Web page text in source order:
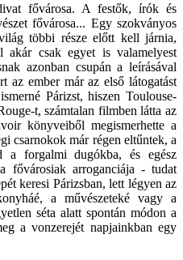
fővárosa. A festők, írók és
fővárosa... Egy szokványos
többi része előtt kell járnia,
csak egyet is valamelyest
azonban csupán a leírásával
az ember már az első látogatást
Párizst, hiszen Toulouse-
t, számtalan filmben látta az
könyveiből megismerhette a
csarnokok már régen eltűntek, a
forgalmi dugókba, és egész
fővárosiak arroganciája - tudat
keresi Párizsban, lett légyen az
a művészeteké vagy a
séta alatt spontán módon a
a vonzerejét napjainkban egy